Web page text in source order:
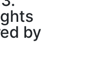
by